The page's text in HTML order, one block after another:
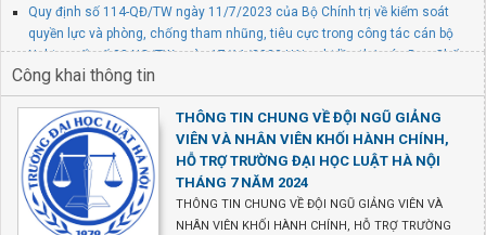
Quy định số 114-QĐ/TW ngày 11/7/2023 của Bộ Chính trị về kiểm soát
quyền lực và phòng, chống tham nhũng, tiêu cực trong công tác cán bộ
Nghị quyết số 28-NQ/TW ngày 17/11/2022 Hội nghị lần thứ sáu Ban Chấp
hành Trung ương Đảng khóa XIII về tiếp tục đổi mới phương thức lãnh đạo,
cầm quyền của Đảng đối với hệ thống chính trị trong giai đoạn mới
Hướng dẫn số 25-HD/BCĐTW ngày 01/8/2022 của Ban Chỉ đạo Trung
ương về phòng, chống tham nhũng, tiêu cực về một số nội dung về công
tác phòng, chống tiêu cực
Công khai thông tin
THÔNG TIN CHUNG VỀ ĐỘI NGŨ GIẢNG
VIÊN VÀ NHÂN VIÊN KHỐI HÀNH CHÍNH,
HỖ TRỢ TRƯỜNG ĐẠI HỌC LUẬT HÀ NỘI
THÁNG 7 NĂM 2024
THÔNG TIN CHUNG VỀ ĐỘI NGŨ GIẢNG VIÊN VÀ
NHÂN VIÊN KHỐI HÀNH CHÍNH, HỖ TRỢ TRƯỜNG